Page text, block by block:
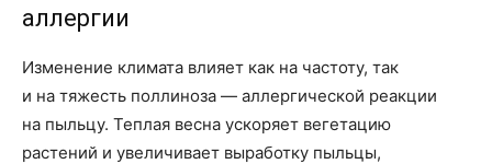
аллергии
Изменение климата влияет как на частоту, так
и на тяжесть поллиноза — аллергической реакции
на пыльцу. Теплая весна ускоряет вегетацию
растений и увеличивает выработку пыльцы,